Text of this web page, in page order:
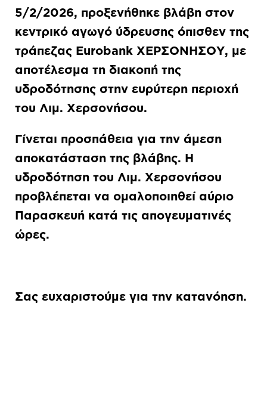
5/2/2026, προξενήθηκε βλάβη στον
κεντρικό αγωγό ύδρευσης όπισθεν της
τράπεζας Eurobank ΧΕΡΣΟΝΗΣΟΥ, με
αποτέλεσμα τη διακοπή της
υδροδότησης στην ευρύτερη περιοχή
του Λιμ. Χερσονήσου.
Γίνεται προσπάθεια για την άμεση
αποκατάσταση της βλάβης. Η
υδροδότηση του Λιμ. Χερσονήσου
προβλέπεται να ομαλοποιηθεί αύριο
Παρασκευή κατά τις απογευματινές
ώρες.
Σας ευχαριστούμε για την κατανόηση.